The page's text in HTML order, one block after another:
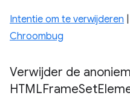
Intentie om te verwijderen
Chroombug
Verwijder de
HTMLFrameSet